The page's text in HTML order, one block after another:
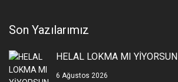
Son Yazılarımız
HELAL LOKMA MI YİYORSUN
6 Ağustos 2026